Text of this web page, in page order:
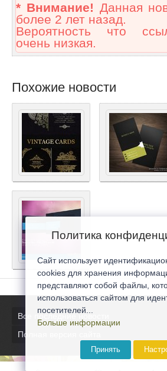
* Внимание! Данная
более 2 лет назад.
Вероятность что
очень низкая.
Похожие новости
Все последние новости
Полная версия сайта
Политика
Сайт использует
cookies для хранения
представляют собой файлы,
использоваться сайтом для
посетителей...
Больше информации
Принять